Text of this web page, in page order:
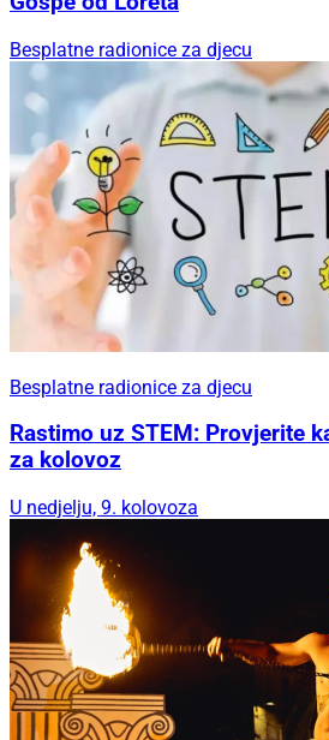
Besplatne radionice za djecu
Besplatne radionice za djecu
Rastimo uz STEM: Provjerite
za kolovoz
U nedjelju, 9. kolovoza